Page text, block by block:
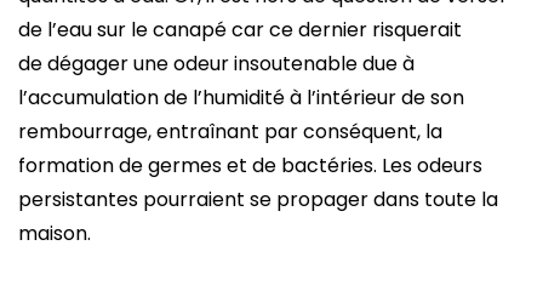
de l’eau sur le canapé car ce dernier risquerait
de dégager une odeur insoutenable due à
l’accumulation de l’humidité à l’intérieur de son
rembourrage, entraînant par conséquent, la
formation de germes et de bactéries. Les odeurs
persistantes pourraient se propager dans toute la
maison.